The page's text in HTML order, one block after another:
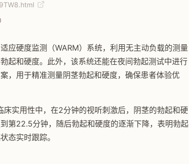
应硬度监测（WARM）系统，利用无主动负载的测量
起和硬度。此外，该系统还能在夜间勃起测试中进行
，用于精准测量阴茎勃起和硬度，确保患者体验优
实用性中，在2分钟的视听刺激后，阴茎的勃起和硬
第22.5分钟，随后勃起和硬度的逐渐下降，表明勃起
态实时跟踪。